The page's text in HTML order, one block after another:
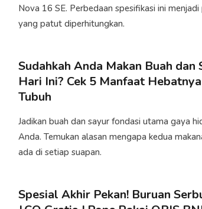
Nova 16 SE. Perbedaan spesifikasi ini
yang patut diperhitungkan.
Sudahkah Anda Makan Buah dan
Hari Ini? Cek 5 Manfaat
Tubuh
Jadikan buah dan sayur fondasi utama gaya
Anda. Temukan alasan mengapa kedua
ada di setiap suapan.
Spesial Akhir Pekan! Buruan